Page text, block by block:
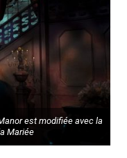
est modifiée avec la
Mariée